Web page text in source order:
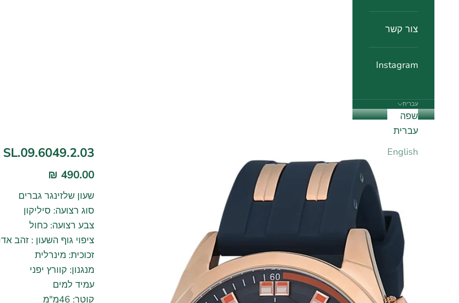
צור קשר
Instagram
עברית
שפה
עברית
English
SL.09.6049.2.03
490.00 ₪
שעון שלזינגר גברים
סוג רצועה: סיליקון
צבע רצועה: כחול
ציפוי גוף השעון : זהב
זכוכית: מינרלית
מנגנון: קוורץ יפני
עמיד למים
קוטר: 46מ"מ